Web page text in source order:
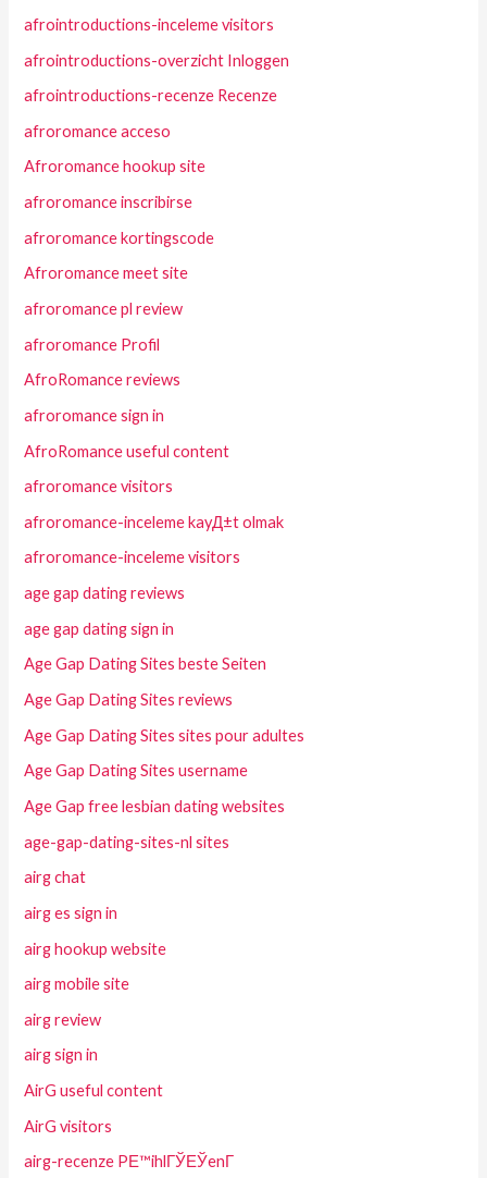
afrointroductions-inceleme visitors
afrointroductions-overzicht Inloggen
afrointroductions-recenze Recenze
afroromance acceso
Afroromance hookup site
afroromance inscribirse
afroromance kortingscode
Afroromance meet site
afroromance pl review
afroromance Profil
AfroRomance reviews
afroromance sign in
AfroRomance useful content
afroromance visitors
afroromance-inceleme kayД±t olmak
afroromance-inceleme visitors
age gap dating reviews
age gap dating sign in
Age Gap Dating Sites beste Seiten
Age Gap Dating Sites reviews
Age Gap Dating Sites sites pour adultes
Age Gap Dating Sites username
Age Gap free lesbian dating websites
age-gap-dating-sites-nl sites
airg chat
airg es sign in
airg hookup website
airg mobile site
airg review
airg sign in
AirG useful content
AirG visitors
airg-recenze PЕ™ihlГЎЕЎenГ­